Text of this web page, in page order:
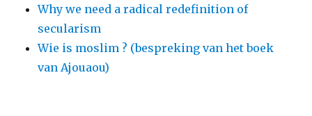
Why we need a radical redefinition of
secularism
Wie is moslim ? (bespreking van het boek
van Ajouaou)